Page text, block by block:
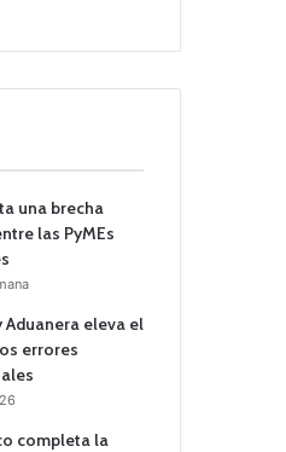
una brecha
las PyMEs
Aduanera eleva el
errores
completa la